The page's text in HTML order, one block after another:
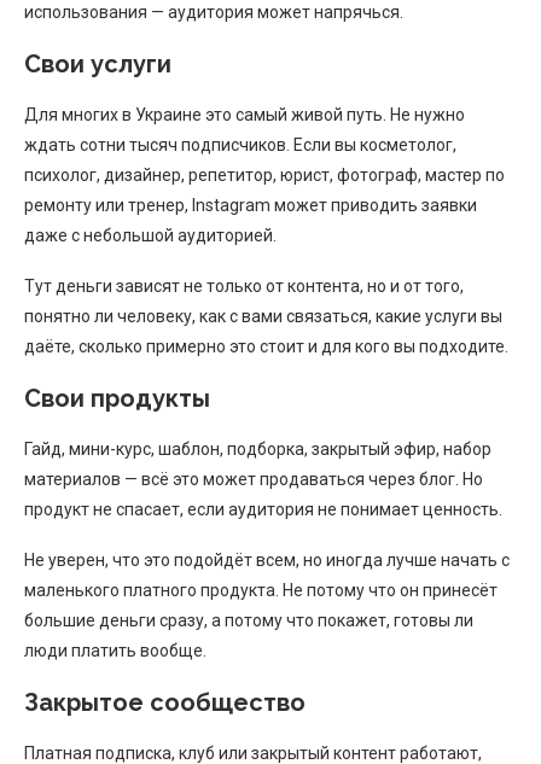
использования — аудитория может напрячься.
Свои услуги
Для многих в Украине это самый живой путь. Не нужно
ждать сотни тысяч подписчиков. Если вы косметолог,
психолог, дизайнер, репетитор, юрист, фотограф, мастер по
ремонту или тренер, Instagram может приводить заявки
даже с небольшой аудиторией.
Тут деньги зависят не только от контента, но и от того,
понятно ли человеку, как с вами связаться, какие услуги вы
даёте, сколько примерно это стоит и для кого вы подходите.
Свои продукты
Гайд, мини-курс, шаблон, подборка, закрытый эфир, набор
материалов — всё это может продаваться через блог. Но
продукт не спасает, если аудитория не понимает ценность.
Не уверен, что это подойдёт всем, но иногда лучше начать с
маленького платного продукта. Не потому что он принесёт
большие деньги сразу, а потому что покажет, готовы ли
люди платить вообще.
Закрытое сообщество
Платная подписка, клуб или закрытый контент работают,